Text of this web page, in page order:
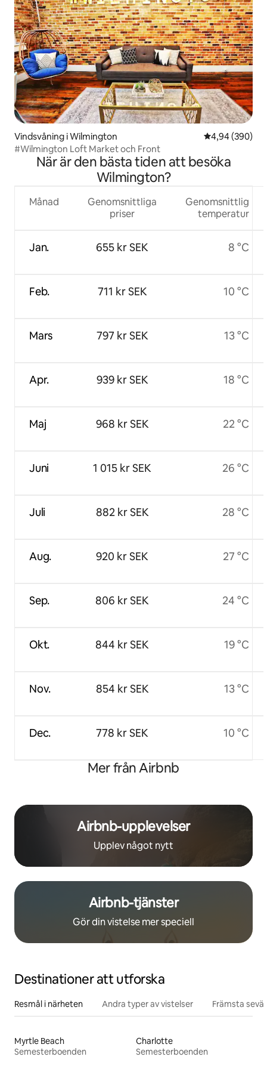
Vindsvåning i Wilmington 4,94 av 5 i
4,94 (390)
#Wilmington Loft Market och Front
När är den bästa tiden att besöka
Wilmington?
Månad
Jan.
Feb.
Mars
Apr.
Maj
Juni
Juli
Aug.
Sep.
Okt.
Nov.
Dec.
Genomsnittliga
priser
655 kr SEK
711 kr SEK
797 kr SEK
939 kr SEK
968 kr SEK
1 015 kr SEK
882 kr SEK
920 kr SEK
806 kr SEK
844 kr SEK
854 kr SEK
778 kr SEK
Genomsnittlig
temperatur
8 °C
10 °C
13 °C
18 °C
22 °C
26 °C
28 °C
27 °C
24 °C
19 °C
13 °C
10 °C
Mer från Airbnb
Airbnb-upplevelser
Upplev något nytt
Airbnb-tjänster
Gör din vistelse mer speciell
Destinationer att utforska
Resmål i närheten Andra typer av vistelser Främsta
Myrtle Beach
Semesterboenden
Charlotte
Semesterboenden